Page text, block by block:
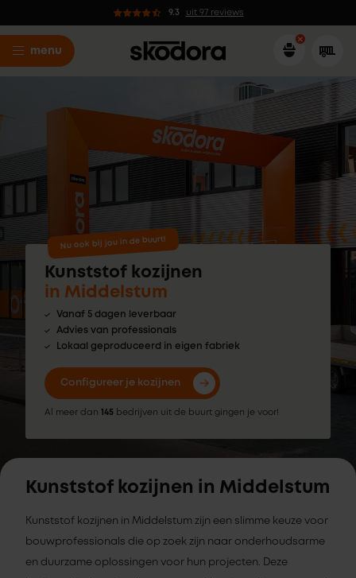
9.3 uit 97 reviews
menu
Nu ook bij jou in de buurt!
Kunststof kozijnen
in Middelstum
Vanaf 5 dagen leverbaar
Advies van professionals
Lokaal geproduceerd in eigen fabriek
Configureer je kozijnen
Al meer dan 145 bedrijven uit de buurt gingen je voor!
Kunststof kozijnen in Middelstum
Kunststof kozijnen in Middelstum zijn een slimme keuze voor
bouwprofessionals die op zoek zijn naar onderhoudsarme
en duurzame oplossingen voor hun projecten. Deze